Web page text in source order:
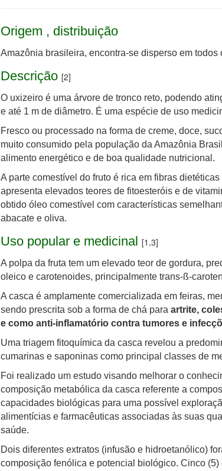
Origem , distribuição
Amazônia brasileira, encontra-se disperso em todos
Descrição [2]
O uxizeiro é uma árvore de tronco reto, podendo
e até 1 m de diâmetro. É uma espécie de uso
Fresco ou processado na forma de creme, doce,
muito consumido pela população da Amazônia
alimento energético e de boa qualidade nutricional.
A parte comestível do fruto é rica em fibras
apresenta elevados teores de fitoesteróis e de
obtido óleo comestível com características
abacate e oliva.
Uso popular e medicinal [1,3]
A polpa da fruta tem um elevado teor de gordura,
oleico e carotenoides, principalmente trans-ß-
A casca é amplamente comercializada em feiras,
sendo prescrita sob a forma de chá para artrite,
e como anti-inflamatório contra tumores e
Uma triagem fitoquímica da casca revelou a
cumarinas e saponinas como principal classes de
Foi realizado um estudo visando melhorar o
composição metabólica da casca referente a
capacidades biológicas para uma possível
alimentícias e farmacêuticas associadas às suas
saúde.
Dois diferentes extratos (infusão e hidroetanólico)
composição fenólica e potencial biológico. Cinco (5)